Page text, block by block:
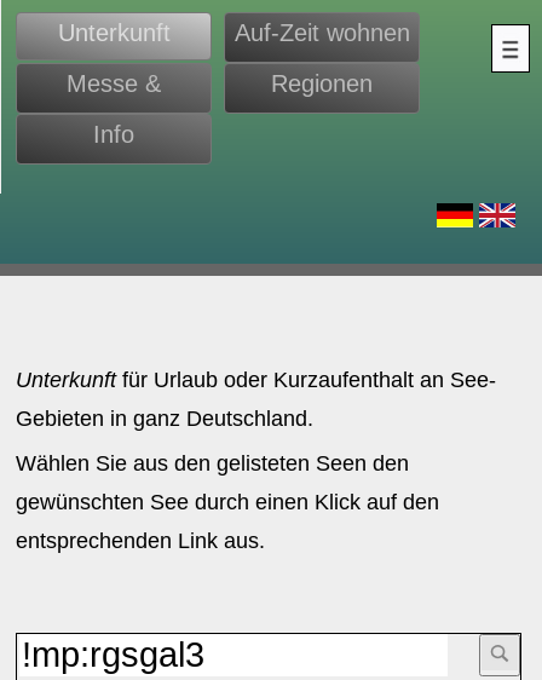
Unterkunft
Auf-Zeit wohnen
Messe &
Monteure
Regionen
Info
Unterkunftfür Urlaub oder Kurzaufenthalt an See-
Gebieten in ganz Deutschland.
Wählen Sie aus den gelisteten Seen den
gewünschten See durch einen Klick auf den
entsprechenden Link aus.